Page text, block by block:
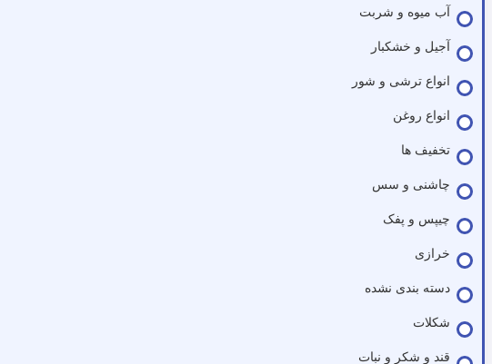
آب میوه و شربت
آجیل و خشکبار
انواع ترشی و شور
انواع روغن
تخفیف ها
چاشنی و سس
چیپس و پفک
خرازی
دسته بندی نشده
شکلات
قند و شکر و نبات